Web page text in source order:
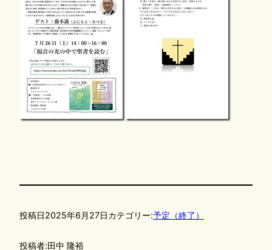
投稿日2025年6月27日カテゴリー:予定（終了）
投稿者:田中 隆裕